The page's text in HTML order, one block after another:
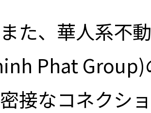
た、華人系不
Phat Group)
接なコネクシ